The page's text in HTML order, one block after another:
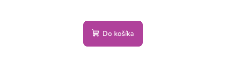
Do košíka